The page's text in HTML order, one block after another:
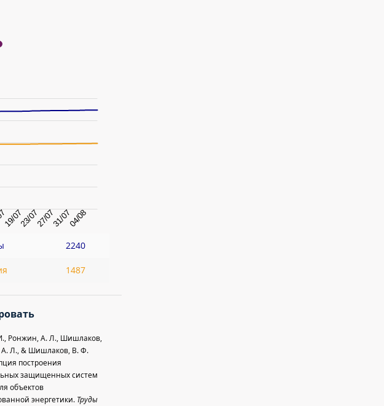
2240
1487
Ронжин, А. Л., Шишлаков,
Л., & Шишлаков, В. Ф.
построения
защищенных систем
объектов
энергетики. Труды